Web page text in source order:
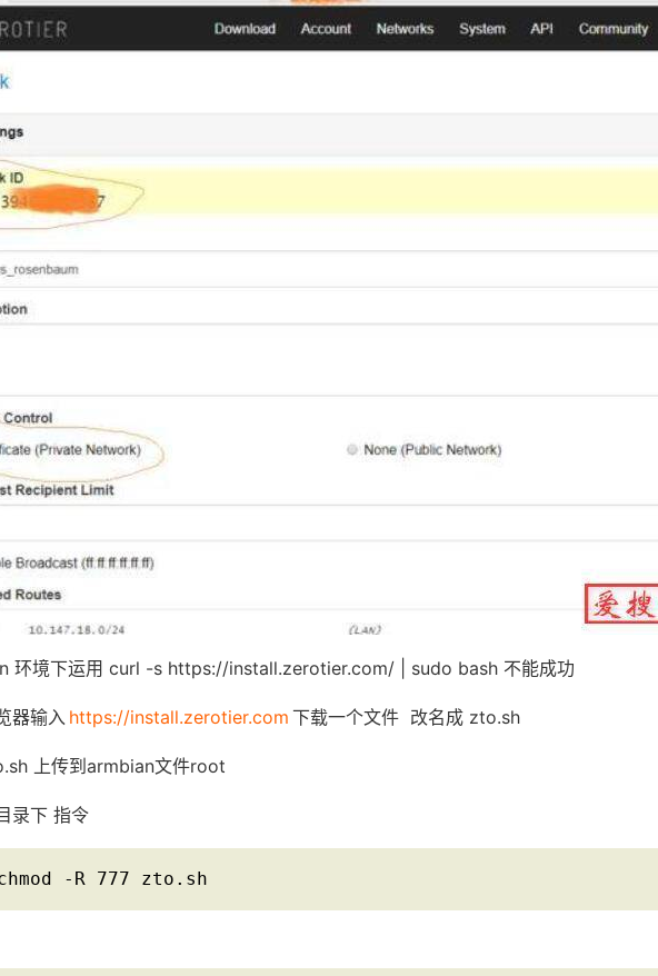
环境下运用 curl -s https://install.zerotier.com/ | sudo bash 不能成功
器输入 https://install.zerotier.com 下载一个文件 改名成 zto.sh
上传到armbian文件root
录下 指令
-R 777 zto.sh